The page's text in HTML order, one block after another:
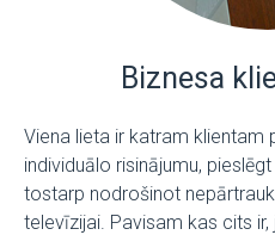
Biznesa
Viena lieta ir katram
individuālo risinājumu,
tostarp nodrošinot
televīzijai. Pavisam kas cits